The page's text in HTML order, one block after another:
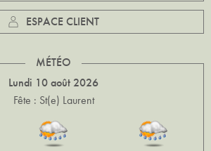
ESPACE CLIENT
MÉTÉO
Lundi 10 août 2026
Fête : St(e) Laurent